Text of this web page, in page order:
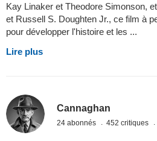
Kay Linaker et Theodore Simonson,
et Russell S. Doughten Jr., ce film à
pour développer l'histoire et les ...
Lire plus
Cannaghan
24 abonnés 452 critiques